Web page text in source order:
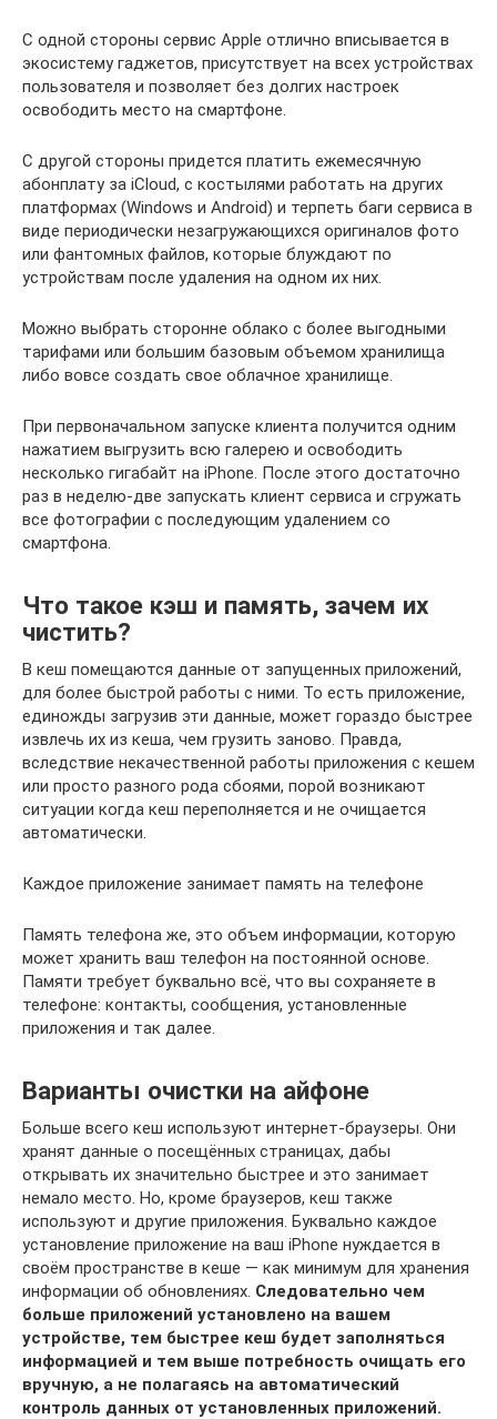
С одной стороны сервис Apple отлично вписывается в
экосистему гаджетов, присутствует на всех устройствах
пользователя и позволяет без долгих настроек
освободить место на смартфоне.
С другой стороны придется платить ежемесячную
абонплату за iCloud, с костылями работать на других
платформах (Windows и Android) и терпеть баги сервиса в
виде периодически незагружающихся оригиналов фото
или фантомных файлов, которые блуждают по
устройствам после удаления на одном их них.
Можно выбрать сторонне облако с более выгодными
тарифами или большим базовым объемом хранилища
либо вовсе создать свое облачное хранилище.
При первоначальном запуске клиента получится одним
нажатием выгрузить всю галерею и освободить
несколько гигабайт на iPhone. После этого достаточно
раз в неделю-две запускать клиент сервиса и сгружать
все фотографии с последующим удалением со
смартфона.
Что такое кэш и память, зачем их
чистить?
В кеш помещаются данные от запущенных приложений,
для более быстрой работы с ними. То есть приложение,
единожды загрузив эти данные, может гораздо быстрее
извлечь их из кеша, чем грузить заново. Правда,
вследствие некачественной работы приложения с кешем
или просто разного рода сбоями, порой возникают
ситуации когда кеш переполняется и не очищается
автоматически.
Каждое приложение занимает память на телефоне
Память телефона же, это объем информации, которую
может хранить ваш телефон на постоянной основе.
Памяти требует буквально всё, что вы сохраняете в
телефоне: контакты, сообщения, установленные
приложения и так далее.
Варианты очистки на айфоне
Больше всего кеш используют интернет-браузеры. Они
хранят данные о посещённых страницах, дабы
открывать их значительно быстрее и это занимает
немало место. Но, кроме браузеров, кеш также
используют и другие приложения. Буквально каждое
установление приложение на ваш iPhone нуждается в
своём пространстве в кеше — как минимум для хранения
информации об обновлениях. Следовательно чем
больше приложений установлено на вашем
устройстве, тем быстрее кеш будет заполняться
информацией и тем выше потребность очищать его
вручную, а не полагаясь на автоматический
контроль данных от установленных приложений.